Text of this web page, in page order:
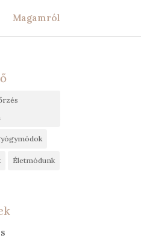
Magamról
Életmódunk